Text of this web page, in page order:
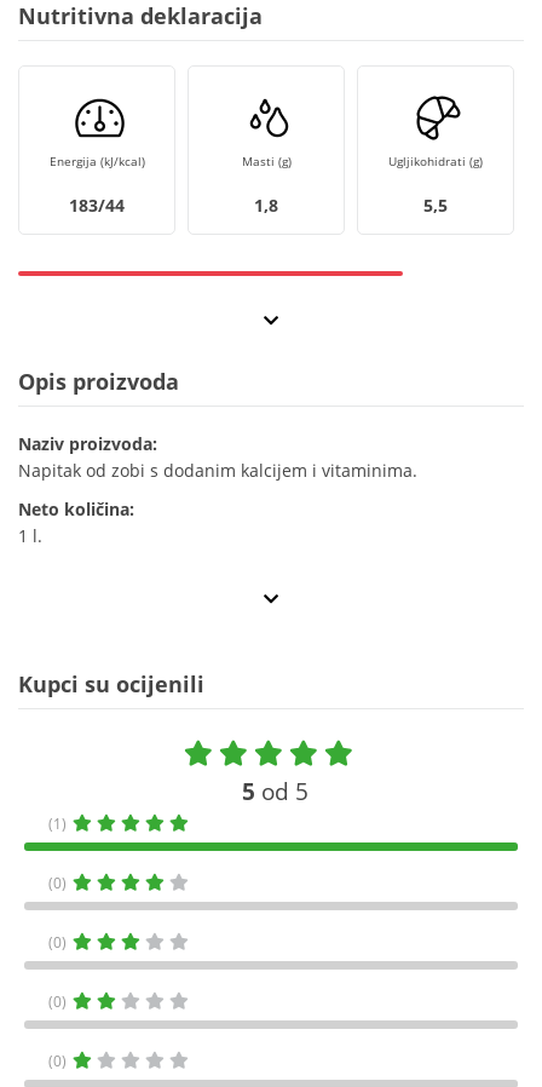
Nutritivna deklaracija
Energija (kJ/kcal)
183/44
Masti (g)
1,8
Ugljikohidrati (g)
5,5
Opis proizvoda
Naziv proizvoda:
Napitak od zobi s dodanim kalcijem i vitaminima.
Neto količina:
1 l.
Kupci su ocijenili
5 od 5
(1)
(0)
(0)
(0)
(0)